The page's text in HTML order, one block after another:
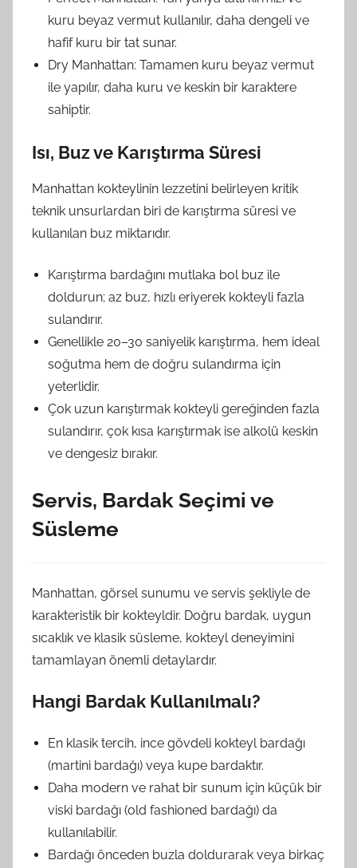
kuru beyaz vermut kullanılır, daha dengeli ve
hafif kuru bir tat sunar.
Dry Manhattan: Tamamen kuru beyaz vermut
ile yapılır, daha kuru ve keskin bir karaktere
sahiptir.
Isı, Buz ve Karıştırma Süresi
Manhattan kokteylinin lezzetini belirleyen kritik
teknik unsurlardan biri de karıştırma süresi ve
kullanılan buz miktarıdır.
Karıştırma bardağını mutlaka bol buz ile
doldurun; az buz, hızlı eriyerek kokteyli fazla
sulandırır.
Genellikle 20–30 saniyelik karıştırma, hem ideal
soğutma hem de doğru sulandırma için
yeterlidir.
Çok uzun karıştırmak kokteyli gereğinden fazla
sulandırır, çok kısa karıştırmak ise alkolü keskin
ve dengesiz bırakır.
Servis, Bardak Seçimi ve
Süsleme
Manhattan, görsel sunumu ve servis şekliyle de
karakteristik bir kokteyldir. Doğru bardak, uygun
sıcaklık ve klasik süsleme, kokteyl deneyimini
tamamlayan önemli detaylardır.
Hangi Bardak Kullanılmalı?
En klasik tercih, ince gövdeli kokteyl bardağı
(martini bardağı) veya kupe bardaktır.
Daha modern ve rahat bir sunum için küçük bir
viski bardağı (old fashioned bardağı) da
kullanılabilir.
Bardağı önceden buzla doldurarak veya birkaç